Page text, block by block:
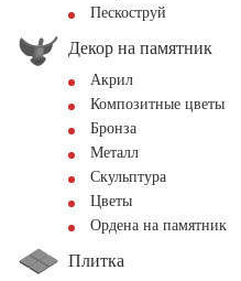
Пескоструй
Декор на памятник
Акрил
Композитные цветы
Бронза
Металл
Скульптура
Цветы
Ордена на памятник
Плитка